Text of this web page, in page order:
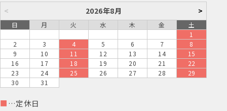
< 2026年8月 >
日 月 火 水 木 金
土
1
2
3 4 5 6 7
8
9
10 11 12 13 14
15
16
17 18 19 20 21
22
23
24 25 26 27 28
29
30
31
■ …定休日